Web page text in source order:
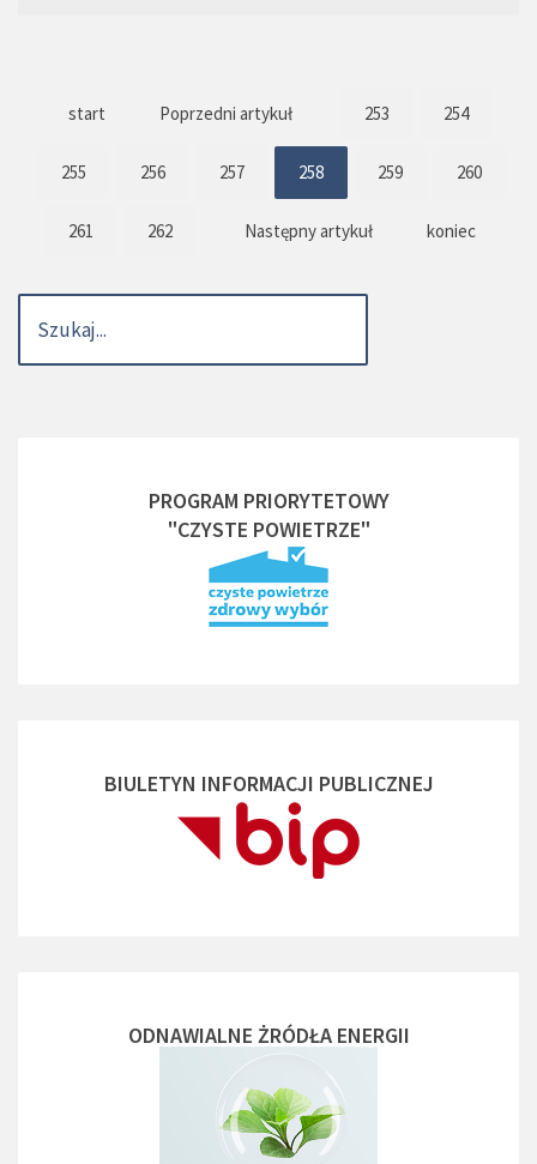
start Poprzedni artykuł 253 254
255 256 257 258 259 260
261 262 Następny artykuł koniec
PROGRAM PRIORYTETOWY
"CZYSTE POWIETRZE"
BIULETYN INFORMACJI PUBLICZNEJ
ODNAWIALNE ŻRÓDŁA ENERGII